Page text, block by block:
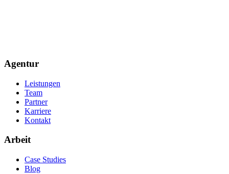
Agentur
Leistungen
Team
Partner
Karriere
Kontakt
Arbeit
Case Studies
Blog